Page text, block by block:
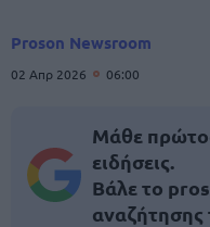
Proson Newsroom
02 Απρ 2026 06:00
Μάθε
ειδήσεις.
Βάλε το
αναζήτησης